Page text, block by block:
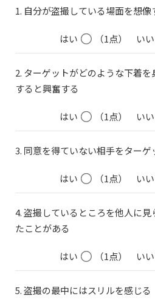
1. 自分が盗撮している場面を想像
はい （1点） い
2. ターゲットがどのような下着
すると興奮する
はい （1点） い
3. 同意を得ていない相手をター
はい （1点） い
4. 盗撮しているところを他人に
たことがある
はい （1点） い
5. 盗撮の最中にはスリルを感じる